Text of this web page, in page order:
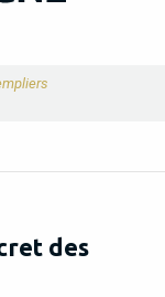
des